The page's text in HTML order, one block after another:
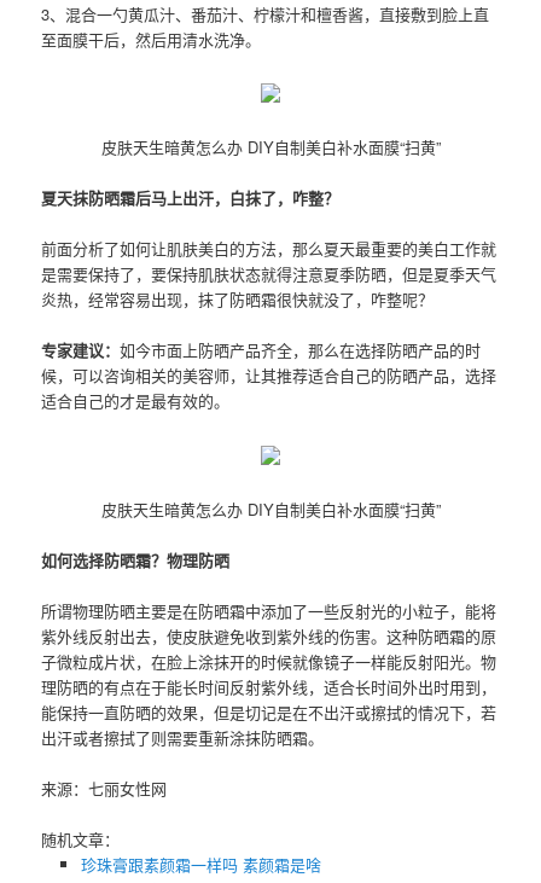
3、混合一勺黄瓜汁、番茄汁、柠檬汁和檀香酱，直接敷到脸上直
至面膜干后，然后用清水洗净。
皮肤天生暗黄怎么办 DIY自制美白补水面膜“扫黄”
夏天抹防晒霜后马上出汗，白抹了，咋整？
前面分析了如何让肌肤美白的方法，那么夏天最重要的美白工作就
是需要保持了，要保持肌肤状态就得注意夏季防晒，但是夏季天气
炎热，经常容易出现，抹了防晒霜很快就没了，咋整呢？
专家建议：如今市面上防晒产品齐全，那么在选择防晒产品的时
候，可以咨询相关的美容师，让其推荐适合自己的防晒产品，选择
适合自己的才是最有效的。
皮肤天生暗黄怎么办 DIY自制美白补水面膜“扫黄”
如何选择防晒霜？物理防晒
所谓物理防晒主要是在防晒霜中添加了一些反射光的小粒子，能将
紫外线反射出去，使皮肤避免收到紫外线的伤害。这种防晒霜的原
子微粒成片状，在脸上涂抹开的时候就像镜子一样能反射阳光。物
理防晒的有点在于能长时间反射紫外线，适合长时间外出时用到，
能保持一直防晒的效果，但是切记是在不出汗或擦拭的情况下，若
出汗或者擦拭了则需要重新涂抹防晒霜。
来源：七丽女性网
随机文章：
珍珠膏跟素颜霜一样吗 素颜霜是啥